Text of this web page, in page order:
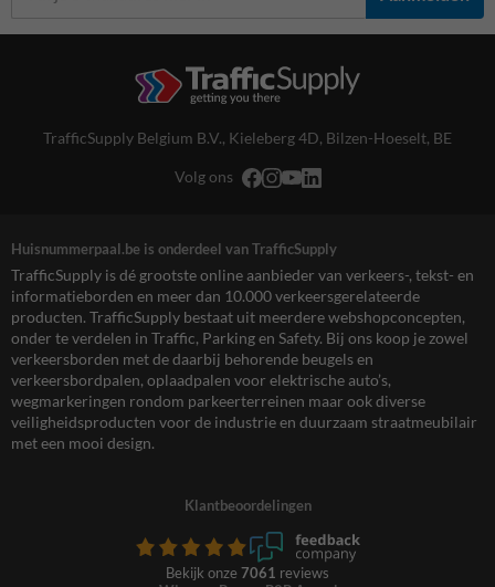
TrafficSupply Belgium B.V., Kieleberg 4D, Bilzen-Hoeselt, BE
Volg ons
Huisnummerpaal.be is onderdeel van TrafficSupply
TrafficSupply is dé grootste online aanbieder van verkeers-, tekst- en
informatieborden en meer dan 10.000 verkeersgerelateerde
producten. TrafficSupply bestaat uit meerdere webshopconcepten,
onder te verdelen in Traffic, Parking en Safety. Bij ons koop je zowel
verkeersborden met de daarbij behorende beugels en
verkeersbordpalen, oplaadpalen voor elektrische auto’s,
wegmarkeringen rondom parkeerterreinen maar ook diverse
veiligheidsproducten voor de industrie en duurzaam straatmeubilair
met een mooi design.
Klantbeoordelingen
Bekijk onze 7061 reviews